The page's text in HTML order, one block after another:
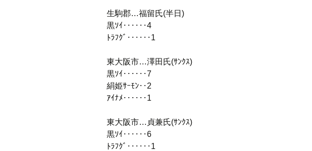
生駒郡…福留氏(半日)
黒ｿｲ‥‥‥4
ﾄﾗﾌｸﾞ‥‥‥1
東大阪市…澤田氏(ｻﾝｸｽ)
黒ｿｲ‥‥‥7
絹姫ｻｰﾓﾝ‥2
ｱｲﾅﾒ‥‥‥1
東大阪市…貞兼氏(ｻﾝｸｽ)
黒ｿｲ‥‥‥6
ﾄﾗﾌｸﾞ‥‥‥1